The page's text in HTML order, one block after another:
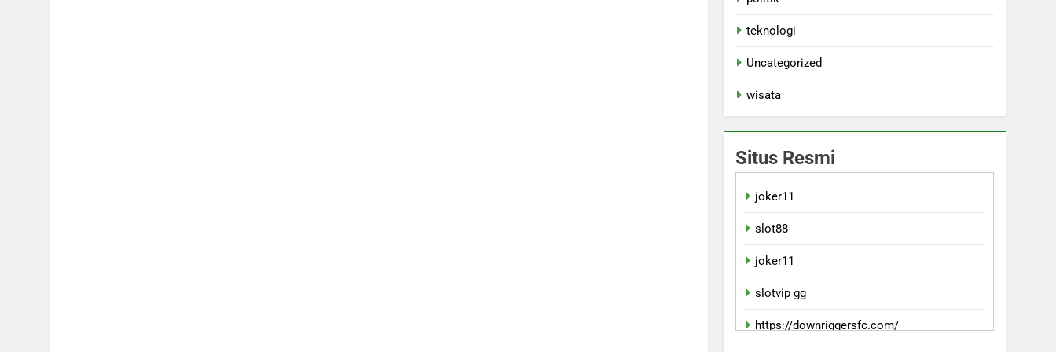
teknologi
Uncategorized
wisata
Situs Resmi
joker11
slot88
joker11
slotvip gg
https://downriggersfc.com/